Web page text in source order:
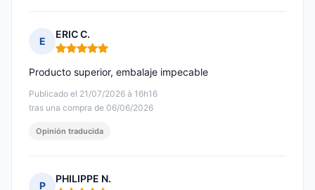
E
ERIC C.
Nota: 5 de 5
Publicado el 21/07/2026 à 16h16
tras una compra de 06/06/2026
Producto superior, embalaje impecable
Opinión traducida
P
PHILIPPE N.